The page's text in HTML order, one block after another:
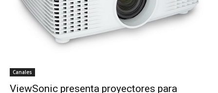
Canales
ViewSonic presenta proyectores para